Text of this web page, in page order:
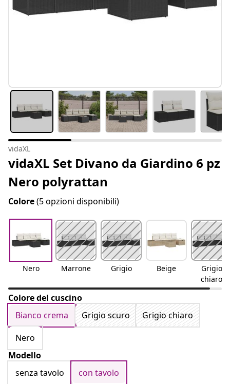
vidaXL
vidaXL Set Divano da Giardino 6 pz
Nero polyrattan
Colore(5 opzioni disponibili)
Nero Marrone Grigio Beige
Grigio
chiaro
Colore del cuscino
Bianco crema
Grigio scuro
Grigio chiaro
Nero
Modello
senza tavolo
con tavolo